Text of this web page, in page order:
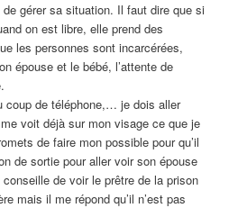
gérer sa situation. Il faut dire que si
on est libre, elle prend des
les personnes sont incarcérées,
épouse et le bébé, l’attente de
coup de téléphone,… je dois aller
voit déjà sur mon visage ce que je
de faire mon possible pour qu’il
de sortie pour aller voir son épouse
de voir le prêtre de la prison
mais il me répond qu’il n’est pas